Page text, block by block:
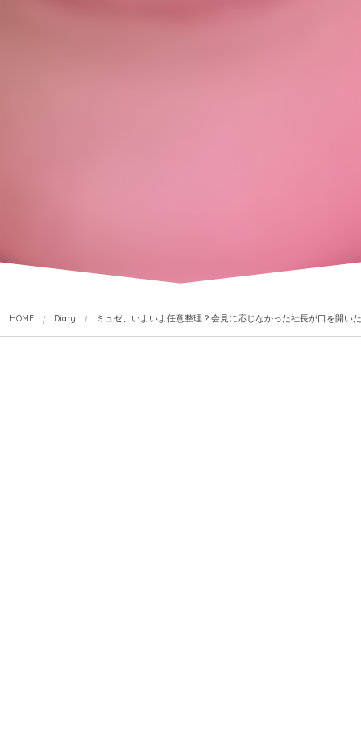
HOME Diary ミュゼ、いよいよ任意整理？会見に応じなかった社長が口を開い